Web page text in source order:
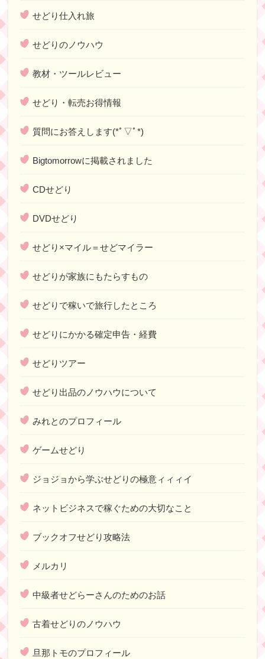
せどり仕入れ旅
せどりのノウハウ
教材・ツールレビュー
せどり・転売お得情報
質問にお答えします(*ﾟ▽ﾟ*)
Bigtomorrowに掲載されました
CDせどり
DVDせどり
せどり×マイル＝せどマイラー
せどりが家族にもたらすもの
せどりで稼いで旅行したところ
せどりにかかる確定申告・経費
せどりツアー
せどり出品のノウハウについて
みれとのプロフィール
ゲームせどり
ジョジョから学ぶせどりの極意ィィィイ
ネットビジネスで稼ぐための大切なこと
ブックオフせどり攻略法
メルカリ
中級者せどらーさんのためのお話
古着せどりのノウハウ
旦那トモのプロフィール